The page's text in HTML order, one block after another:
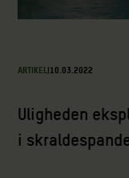
ARTIKEL |10.03.2022
Uligheden
i